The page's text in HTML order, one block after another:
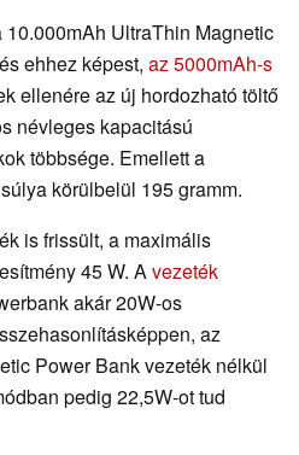
UltraThin Magnetic
ehhez képest, az 5000mAh-s
ellenére az új hordozható töltő
névleges kapacitású
többsége. Emellett a
körülbelül 195 gramm.
is frissült, a maximális
45 W. Avezeték
akár 20W-os
az
Power Bank vezeték nélkül
pedig 22,5W-ot tud